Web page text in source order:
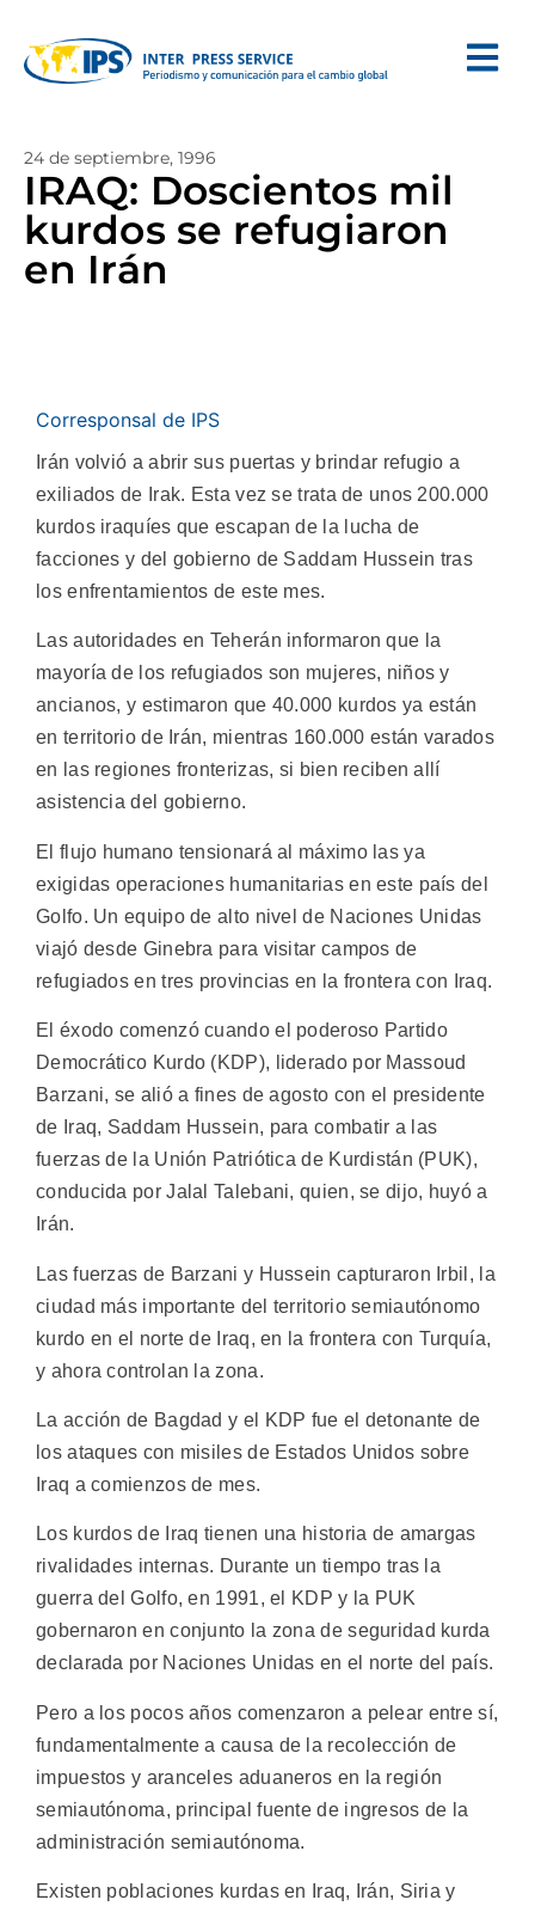
24 de septiembre, 1996
IRAQ: Doscientos mil
kurdos se refugiaron
en Irán
Corresponsal de IPS
Irán volvió a abrir sus puertas y brindar refugio a
exiliados de Irak. Esta vez se trata de unos 200.000
kurdos iraquíes que escapan de la lucha de
facciones y del gobierno de Saddam Hussein tras
los enfrentamientos de este mes.
Las autoridades en Teherán informaron que la
mayoría de los refugiados son mujeres, niños y
ancianos, y estimaron que 40.000 kurdos ya están
en territorio de Irán, mientras 160.000 están varados
en las regiones fronterizas, si bien reciben allí
asistencia del gobierno.
El flujo humano tensionará al máximo las ya
exigidas operaciones humanitarias en este país del
Golfo. Un equipo de alto nivel de Naciones Unidas
viajó desde Ginebra para visitar campos de
refugiados en tres provincias en la frontera con Iraq.
El éxodo comenzó cuando el poderoso Partido
Democrático Kurdo (KDP), liderado por Massoud
Barzani, se alió a fines de agosto con el presidente
de Iraq, Saddam Hussein, para combatir a las
fuerzas de la Unión Patriótica de Kurdistán (PUK),
conducida por Jalal Talebani, quien, se dijo, huyó a
Irán.
Las fuerzas de Barzani y Hussein capturaron Irbil, la
ciudad más importante del territorio semiautónomo
kurdo en el norte de Iraq, en la frontera con Turquía,
y ahora controlan la zona.
La acción de Bagdad y el KDP fue el detonante de
los ataques con misiles de Estados Unidos sobre
Iraq a comienzos de mes.
Los kurdos de Iraq tienen una historia de amargas
rivalidades internas. Durante un tiempo tras la
guerra del Golfo, en 1991, el KDP y la PUK
gobernaron en conjunto la zona de seguridad kurda
declarada por Naciones Unidas en el norte del país.
Pero a los pocos años comenzaron a pelear entre sí,
fundamentalmente a causa de la recolección de
impuestos y aranceles aduaneros en la región
semiautónoma, principal fuente de ingresos de la
administración semiautónoma.
Existen poblaciones kurdas en Iraq, Irán, Siria y